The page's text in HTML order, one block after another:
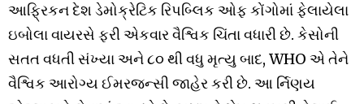
આફ્રિકન દેશ ડેમોક્રેટિક રિપબ્લિક ઓફ કોંગોમાં ફેલાયેલા
ઇબોલા વાયરસે ફરી એકવાર વૈશ્વિક ચિંતા વધારી છે. કેસોની
સતત વધતી સંખ્યા અને ૮૦ થી વધુ મૃત્યુ બાદ, WHO એ તેને
વૈશ્વિક આરોગ્ય ઈમરજન્સી જાહેર કરી છે. આ ર્નિણય